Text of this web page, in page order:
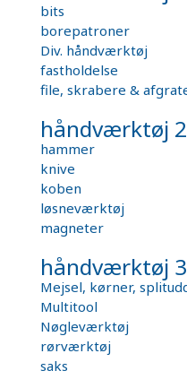
bits
borepatroner
Div. håndværktøj
fastholdelse
file, skrabere &
håndværktøj 2
hammer
knive
koben
løsneværktøj
magneter
håndværktøj 3
Mejsel, kørner,
Multitool
Nøgleværktøj
rørværktøj
saks